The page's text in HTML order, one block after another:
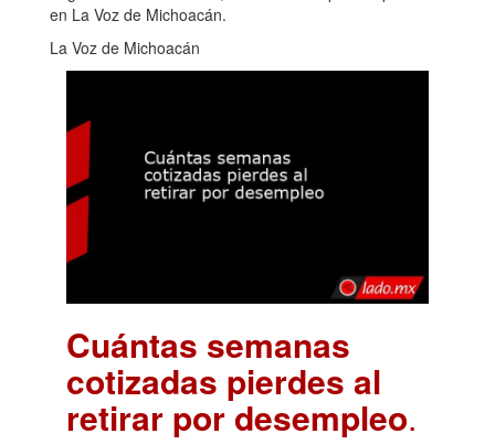
en La Voz de Michoacán.
La Voz de Michoacán
Cuántas semanas
cotizadas pierdes al
retirar por desempleo.